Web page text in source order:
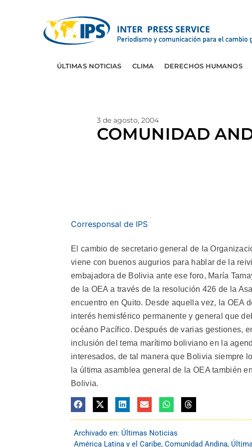
ÚLTIMAS NOTICIAS CLIMA DERECHOS HUMANOS
3 de agosto, 2004
COMUNIDAD
Corresponsal de IPS
El cambio de secretario general de la
viene con buenos augurios para hablar de la
embajadora de Bolivia ante ese foro, María
de la OEA a través de la resolución 426 de la
encuentro en Quito. Desde aquella vez, la OEA
interés hemisférico permanente y general que
océano Pacífico. Después de varias gestiones,
inclusión del tema marítimo boliviano en la
interesados, de tal manera que Bolivia siempre
la última asamblea general de la OEA también
Bolivia.
Archivado en: Últimas Noticias
América Latina y el Caribe, Comunidad Andina,